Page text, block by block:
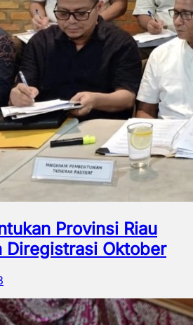
Provinsi Riau
Diregistrasi Oktober